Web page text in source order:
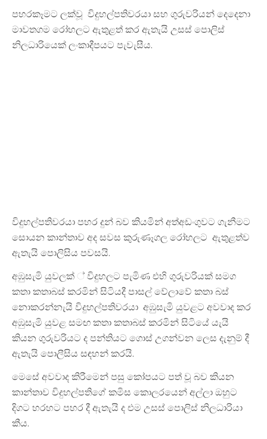
පහරකෑමට ලක්වූ විදුහල්පතිවරයා සහ ගුරුවරියන් දෙදෙනා
මාවතගම රෝහලට ඇතුළත් කර ඇතැයි උසස් පොලිස්
නිලධාරියෙක් ලංකාදීපයට පැවැසීය.
විදුහල්පතිවරයා පහර දුන් බව කියමින් අත්අඩංගුවට ගැනීමට
සොයන කාන්තාව අද සවස කුරුණෑගල රෝහලට ඇතුළත්ව
ඇතැයි පොලිසිය පවසයි.
අඹුසැමි යුවලක් ්‍ විදුහලට පැමිණ එහි ගුරුවරියක් සමග
කතා කතාබස් කරමින් සිටියදී පාසල් වේලාවේ කතා බස්
නොකරන්නැයි විදුහල්පතිවරයා අඹුසැමි යුවළට අවවාද කර
අඹුසැමි යුවළ සමඟ කතා කතාබස් කරමින් සිටියේ යැයි
කියන ගුරුවරියට ද පන්තියට ගොස් උගන්වන ලෙස දැනුම් දී
ඇතැයි පොලීසිය සඳහන් කරයි.
මෙසේ අවවාද කිරීමෙන් පසු කෝපයට පත් වූ බව කියන
කාන්තාව විදුහල්පතිගේ කමිස කොලරයෙන් අල්ලා ඔහුට
දිගට හරහට පහර දී ඇතැයි ද එම උසස් පොලිස් නිලධාරියා
කීය.